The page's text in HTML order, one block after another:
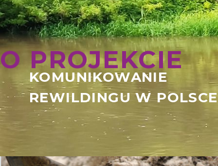
O PROJEKCIE
KOMUNIKOWANIE
REWILDINGU W POLSCE